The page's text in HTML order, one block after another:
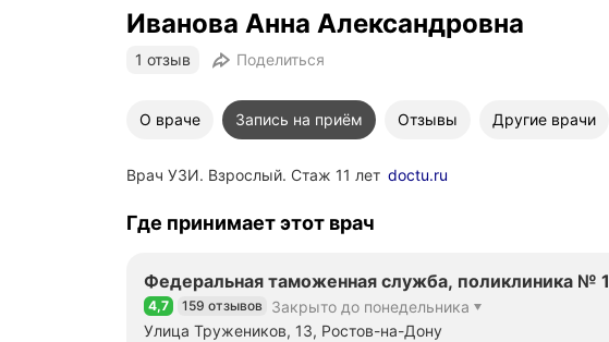
Иванова Анна Александровна
1 отзыв Поделиться
О враче Запись на приём Отзывы Другие врачи
Врач УЗИ. Взрослый. Стаж 11 лет doctu.ru
Где принимает этот врач
Федеральная таможенная служба, поликлиника № 1
Рейтинг 4,7 из 5
4,7 159 отзывов Закрыто до понедельника
Улица Тружеников, 13, Ростов-на-Дону